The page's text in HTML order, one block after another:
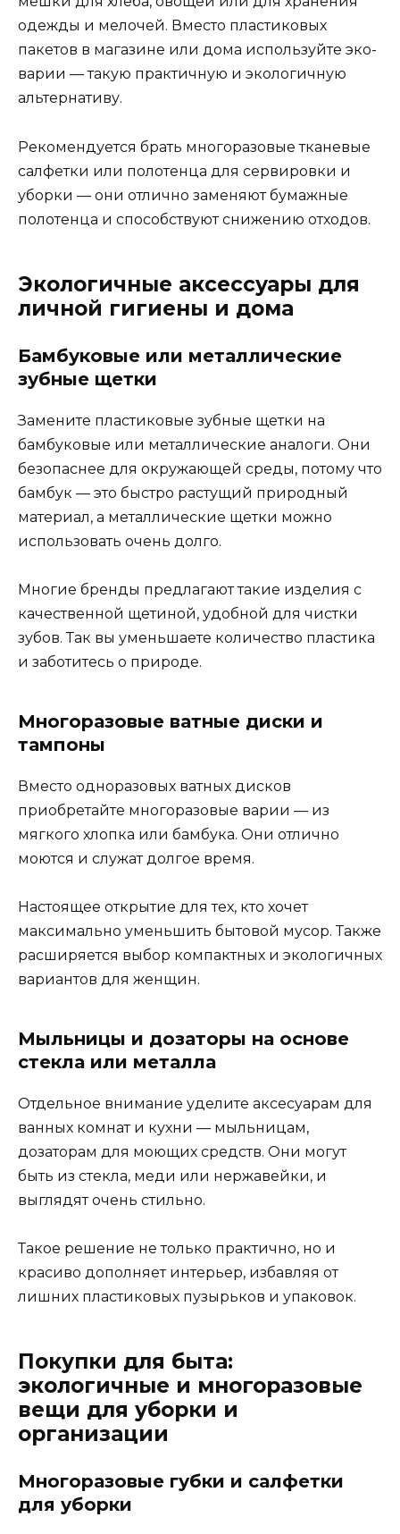
одежды и мелочей. Вместо пластиковых
пакетов в магазине или дома используйте эко-
варии — такую практичную и экологичную
альтернативу.
Рекомендуется брать многоразовые тканевые
салфетки или полотенца для сервировки и
уборки — они отлично заменяют бумажные
полотенца и способствуют снижению отходов.
Экологичные аксессуары для
личной гигиены и дома
Бамбуковые или металлические
зубные щетки
Замените пластиковые зубные щетки на
бамбуковые или металлические аналоги. Они
безопаснее для окружающей среды, потому что
бамбук — это быстро растущий природный
материал, а металлические щетки можно
использовать очень долго.
Многие бренды предлагают такие изделия с
качественной щетиной, удобной для чистки
зубов. Так вы уменьшаете количество пластика
и заботитесь о природе.
Многоразовые ватные диски и
тампоны
Вместо одноразовых ватных дисков
приобретайте многоразовые варии — из
мягкого хлопка или бамбука. Они отлично
моются и служат долгое время.
Настоящее открытие для тех, кто хочет
максимально уменьшить бытовой мусор. Также
расширяется выбор компактных и экологичных
вариантов для женщин.
Мыльницы и дозаторы на основе
стекла или металла
Отдельное внимание уделите аксесуарам для
ванных комнат и кухни — мыльницам,
дозаторам для моющих средств. Они могут
быть из стекла, меди или нержавейки, и
выглядят очень стильно.
Такое решение не только практично, но и
красиво дополняет интерьер, избавляя от
лишних пластиковых пузырьков и упаковок.
Покупки для быта:
экологичные и многоразовые
вещи для уборки и
организации
Многоразовые губки и салфетки
для уборки